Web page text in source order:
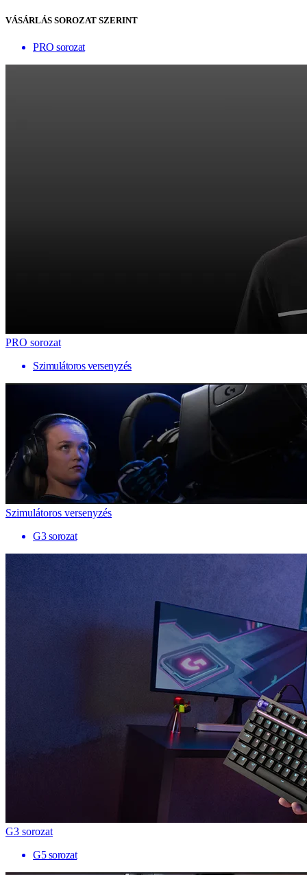
VÁSÁRLÁS SOROZAT SZERINT
PRO sorozat
PRO sorozat
Szimulátoros versenyzés
Szimulátoros versenyzés
G3 sorozat
G3 sorozat
G5 sorozat